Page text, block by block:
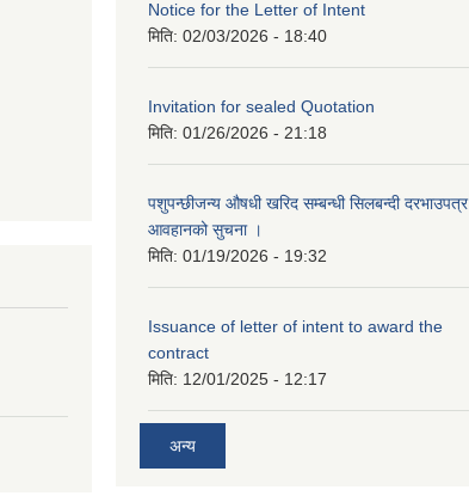
Notice for the Letter of Intent
मिति: 02/03/2026 - 18:40
Invitation for sealed Quotation
मिति: 01/26/2026 - 21:18
पशुपन्छीजन्य औषधी खरिद सम्बन्धी सिलबन्दी दरभाउपत्र
आवहानको सुचना ।
मिति: 01/19/2026 - 19:32
Issuance of letter of intent to award the
contract
मिति: 12/01/2025 - 12:17
अन्य